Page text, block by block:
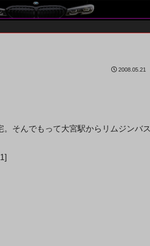
2008.05.21
そんでもって大宮駅からリムジンバス